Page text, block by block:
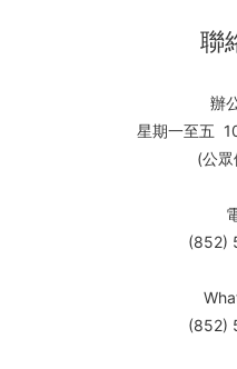
聯
辦
星期一至五
(公
(852)
(852)